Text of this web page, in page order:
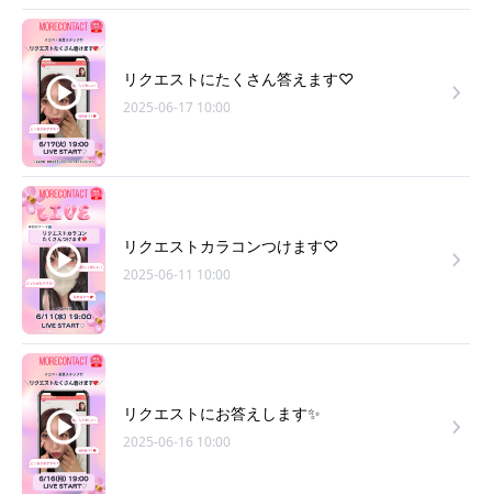
リクエストにたくさん答えます♡
2025-06-17 10:00
リクエストカラコンつけます♡
2025-06-11 10:00
リクエストにお答えします✨
2025-06-16 10:00